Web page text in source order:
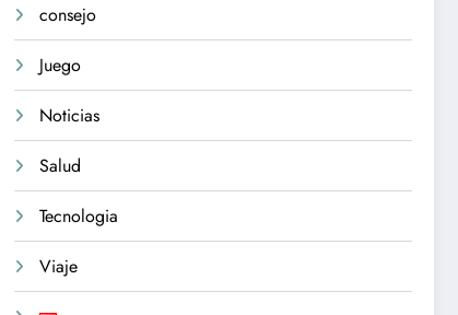
consejo
Juego
Noticias
Salud
Tecnologia
Viaje